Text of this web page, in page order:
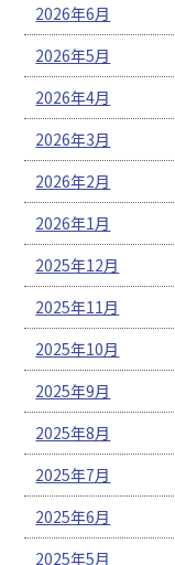
2026年6月
2026年5月
2026年4月
2026年3月
2026年2月
2026年1月
2025年12月
2025年11月
2025年10月
2025年9月
2025年8月
2025年7月
2025年6月
2025年5月